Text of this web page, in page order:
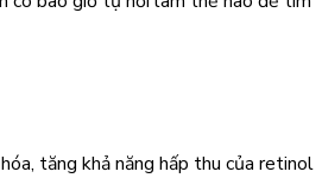
tăng khả năng hấp thu của retinol